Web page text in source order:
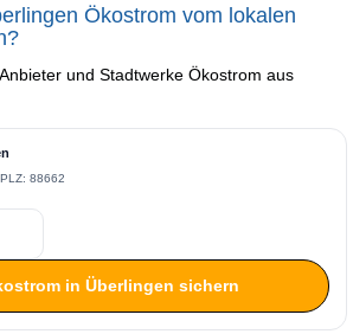
Ökostrom vom lokalen
und Stadtwerke Ökostrom aus
88662
in Überlingen sichern